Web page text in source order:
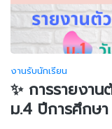
งานรับนักเรียน
✨ การรายงาน
ม.4 ปีการศึกษ